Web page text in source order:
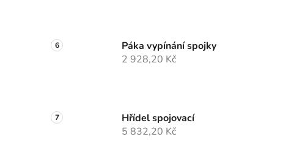
Páka vypínání spojky
2 928,20 Kč
Hřídel spojovací
5 832,20 Kč